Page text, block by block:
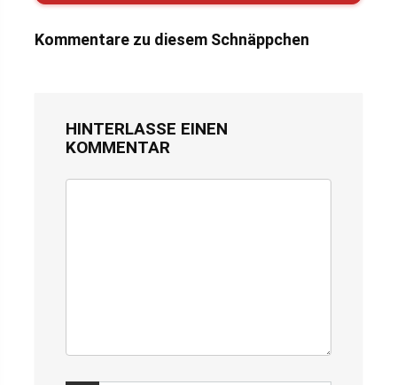
Kommentare zu diesem Schnäppchen
HINTERLASSE EINEN
KOMMENTAR